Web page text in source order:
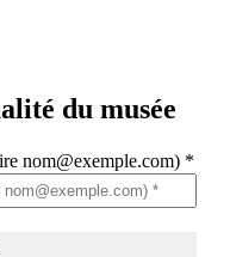
du musée
nom@exemple.com) *